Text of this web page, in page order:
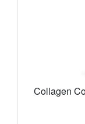
Collagen